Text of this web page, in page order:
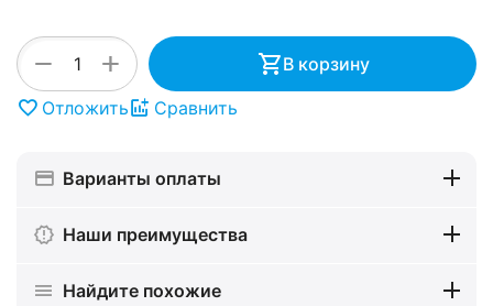
+
−
В корзину
Отложить
Сравнить
Варианты оплаты
Наши преимущества
Найдите похожие